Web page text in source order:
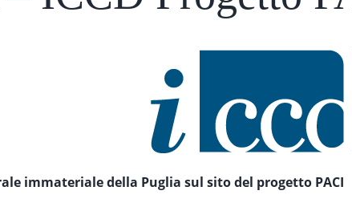
immateriale della Puglia sul sito del progetto PACI